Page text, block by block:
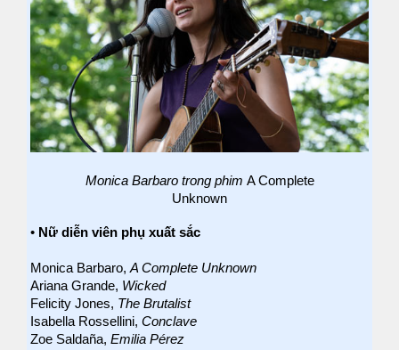
Monica Barbaro trong phim A Complete
Unknown
• Nữ diễn viên phụ xuất sắc
Monica Barbaro, A Complete Unknown
Ariana Grande, Wicked
Felicity Jones, The Brutalist
Isabella Rossellini, Conclave
Zoe Saldaña, Emilia Pérez